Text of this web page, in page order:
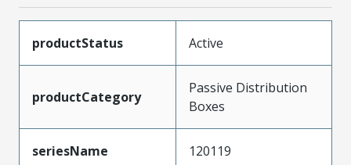
productStatus Active
productCategory
Passive Distribution
Boxes
seriesName 120119